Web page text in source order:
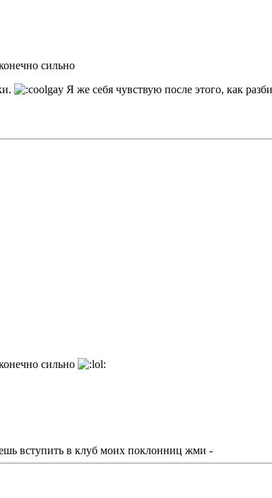
сильно
Я же себя чувствую после этого, как
сильно
вступить в клуб моих поклонниц жми -